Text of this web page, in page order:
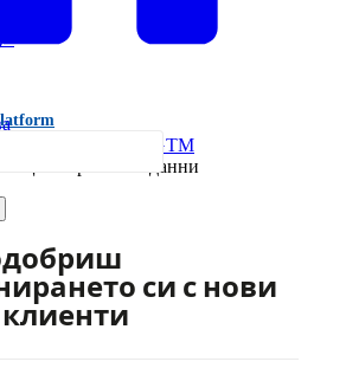
и GTM
с данни
си с нови